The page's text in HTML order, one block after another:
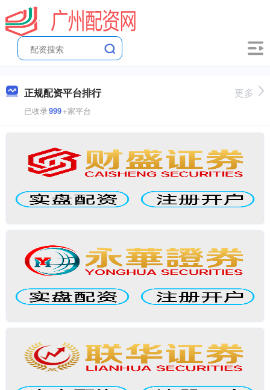
正规配资平台排行
已收录999+家平台
更多